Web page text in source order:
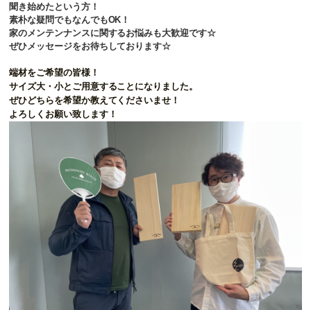
聞き始めたという方！
素朴な疑問でもなんでもOK！
家のメンテンナンスに関するお悩みも大歓迎です☆
ぜひメッセージをお待ちしております☆
端材をご希望の皆様！
サイズ大・小とご用意することになりました。
ぜひどちらを希望か教えてくださいませ！
よろしくお願い致します！